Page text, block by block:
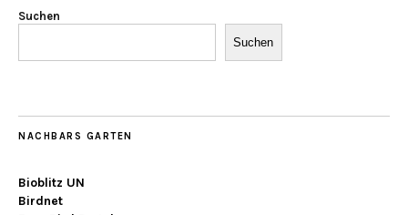
Suchen
Suchen
NACHBARS GARTEN
Bioblitz UN
Birdnet